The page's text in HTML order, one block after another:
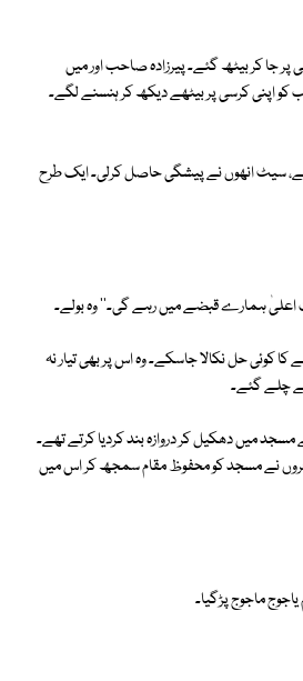
جا کر بیٹھ گئے۔ پیرزادہ صاحب اور میں
کو اپنی کرسی پر بیٹھے دیکھ کر ہنسنے لگے۔
ہے، سیٹ انھوں نے پیشگی حاصل کرلی۔ ایک طرح
اعلیٰ ہمارے قبضے میں رہے گی۔'' وہ بولے۔
کوئی حل نکالا جاسکے۔ وہ اس پر بھی تیار نہ
چلے گئے۔
میں دھکیل کر دروازہ بند کردیا کرتے تھے۔
نے مسجد کو محفوظ مقام سمجھ کر اس میں
ماجوج پڑگیا۔